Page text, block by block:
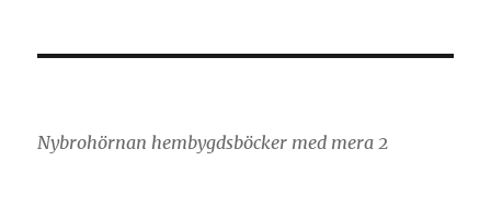
Nybrohörnan hembygdsböcker med mera 2